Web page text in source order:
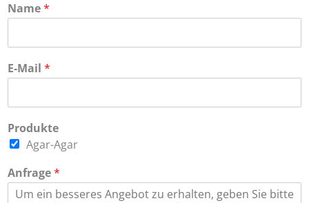
Name*
E-Mail *
Produkte
Agar-Agar
Anfrage*